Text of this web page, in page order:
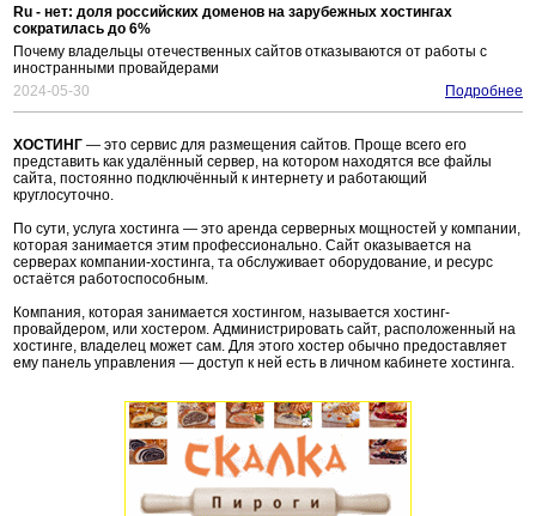
Ru - нет: доля российских доменов на зарубежных хостингах
сократилась до 6%
Почему владельцы отечественных сайтов отказываются от работы с
иностранными провайдерами
2024-05-30
Подробнее
ХОСТИНГ — это сервис для размещения сайтов. Проще всего его
представить как удалённый сервер, на котором находятся все файлы
сайта, постоянно подключённый к интернету и работающий
круглосуточно.
По сути, услуга хостинга — это аренда серверных мощностей у компании,
которая занимается этим профессионально. Сайт оказывается на
серверах компании-хостинга, та обслуживает оборудование, и ресурс
остаётся работоспособным.
Компания, которая занимается хостингом, называется хостинг-
провайдером, или хостером. Администрировать сайт, расположенный на
хостинге, владелец может сам. Для этого хостер обычно предоставляет
ему панель управления — доступ к ней есть в личном кабинете хостинга.